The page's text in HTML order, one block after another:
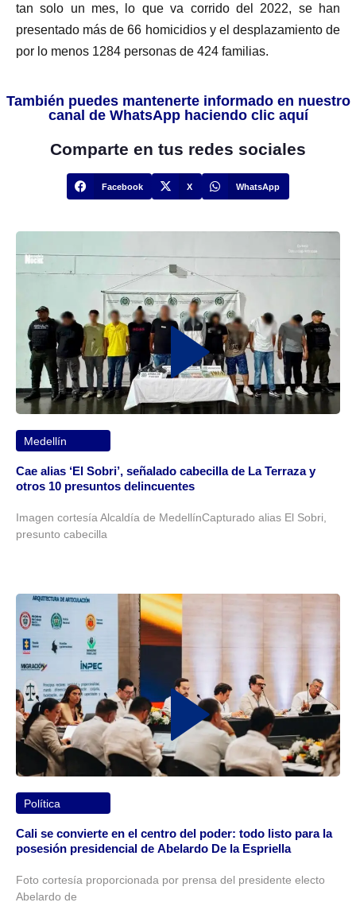
tan solo un mes, lo que va corrido del 2022, se han
presentado más de 66 homicidios y el desplazamiento de
por lo menos 1284 personas de 424 familias.
También puedes mantenerte informado en nuestro
canal de WhatsApp haciendo clic aquí
Comparte en tus redes sociales
Facebook X WhatsApp
Medellín
Cae alias ‘El Sobri’, señalado cabecilla de La Terraza y
otros 10 presuntos delincuentes
Imagen cortesía Alcaldía de MedellínCapturado alias El Sobri,
presunto cabecilla
Política
Cali se convierte en el centro del poder: todo listo para la
posesión presidencial de Abelardo De la Espriella
Foto cortesía proporcionada por prensa del presidente electo
Abelardo de